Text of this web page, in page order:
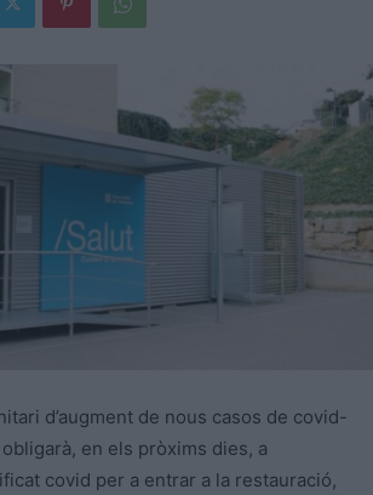
d’augment de nous casos de covid-
en els pròxims dies, a
covid per a entrar a la restauració,